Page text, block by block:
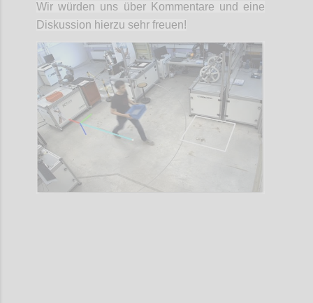
Wir würden uns über Kommentare und eine
Diskussion hierzu sehr freuen!